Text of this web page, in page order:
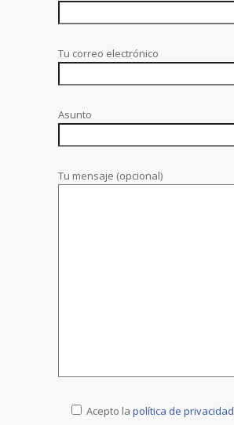
Tu correo electrónico
Asunto
Tu mensaje (opcional)
Acepto la política de privacidad